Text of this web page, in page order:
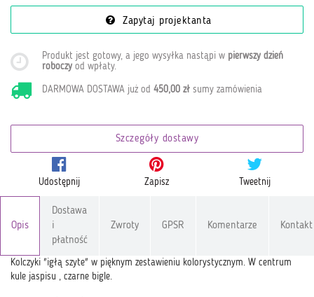
Zapytaj projektanta
Produkt jest gotowy, a jego wysyłka nastąpi w pierwszy dzień
roboczy od wpłaty.
DARMOWA DOSTAWA już od450,00 zł sumy zamówienia
Szczegóły dostawy
Udostępnij Zapisz Tweetnij
Opis
Dostawa
i
płatność
Zwroty GPSR Komentarze Kontakt
Kolczyki "igłą szyte" w pięknym zestawieniu kolorystycznym. W centrum
kule jaspisu , czarne bigle.